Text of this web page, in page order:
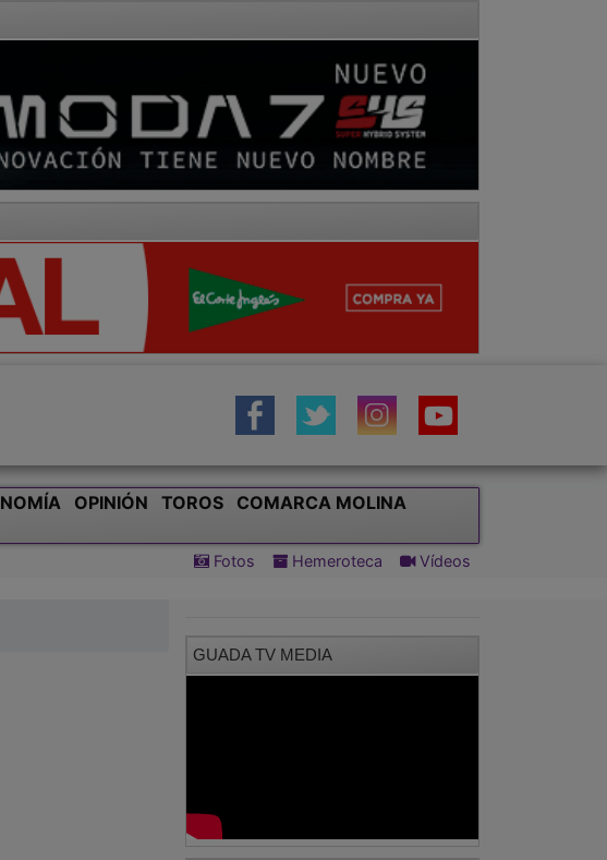
COMARCA MOLINA
Fotos Hemeroteca Vídeos
GUADA TV MEDIA